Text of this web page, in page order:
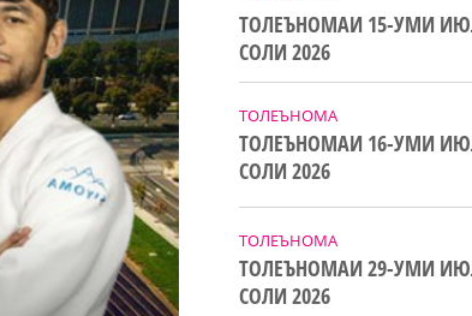
ТОЛЕЪНОМАИ 15-УМИ
СОЛИ 2026
ТОЛЕЪНОМА
ТОЛЕЪНОМАИ 16-УМИ
СОЛИ 2026
ТОЛЕЪНОМА
ТОЛЕЪНОМАИ 29-УМИ
СОЛИ 2026